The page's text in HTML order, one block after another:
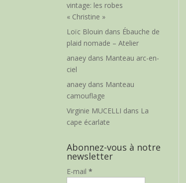
vintage: les robes
« Christine »
Loïc Blouin dans Ébauche de
plaid nomade – Atelier
anaey dans Manteau arc-en-
ciel
anaey dans Manteau
camouflage
Virginie MUCELLI dans La
cape écarlate
Abonnez-vous à notre
newsletter
E-mail*